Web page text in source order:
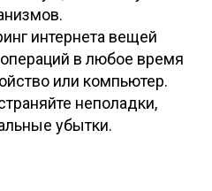
интернета вещей
операций в любое время
или компьютер.
неполадки,
убытки.